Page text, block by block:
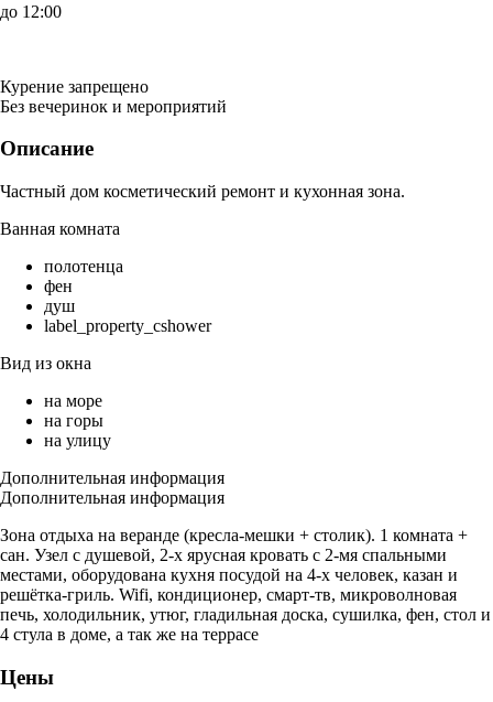
до 12:00
Курение запрещено
Без вечеринок и мероприятий
Описание
Частный дом косметический ремонт и кухонная зона.
Ванная комната
полотенца
фен
душ
label_property_cshower
Вид из окна
на море
на горы
на улицу
Дополнительная информация
Дополнительная информация
Зона отдыха на веранде (кресла-мешки + столик). 1 комната +
сан. Узел с душевой, 2-х ярусная кровать с 2-мя спальными
местами, оборудована кухня посудой на 4-х человек, казан и
решётка-гриль. Wifi, кондиционер, смарт-тв, микроволновая
печь, холодильник, утюг, гладильная доска, сушилка, фен, стол и
4 стула в доме, а так же на террасе
Цены